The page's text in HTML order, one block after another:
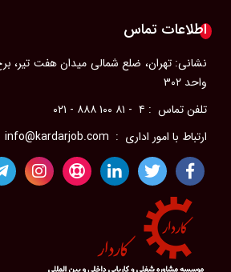
رزومه‌ای حرفه‌ای
ویژگی‌های یک مدیر موفق
آداب معاشرت در محل كار
سلامت جسم در محل کار
مدیریت احساسات در محیط کار
رضایت شغلی
مؤسسات کاریابی
فرصت‌های شغلی در خارج از کشور
فرصت‌های شغلی برای پرستاران در
راهنمای جامع انواع مرخصی در قانون
اطلاعات تماس
نشانی: تهران، ضلع شمالی میدان هفت تیر،
واحد ۳۰۲
تلفن تماس : ۴ - ۸۱ ۱۰۰ ۸۸۸ - ۰۲۱
ارتباط با امور اداری : info@kardarjob.com